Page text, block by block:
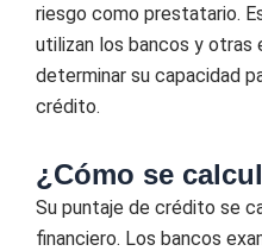
riesgo como prestatario.
utilizan los bancos y otras
determinar su capacidad
crédito.
¿Cómo se
Su puntaje de crédito se
financiero. Los bancos